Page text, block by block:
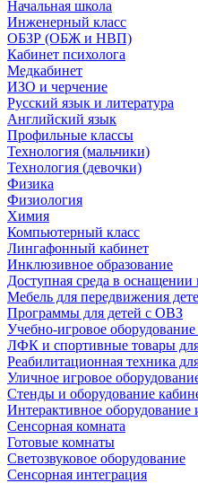
Начальная школа
Инженерный класс
ОБЗР (ОБЖ и НВП)
Кабинет психолога
Медкабинет
ИЗО и черчение
Русский язык и литература
Английский язык
Профильные классы
Технология (мальчики)
Технология (девочки)
Физика
Физиология
Химия
Компьютерный класс
Лингафонный кабинет
Инклюзивное образование
Доступная среда в оснащении
Мебель для передвижения
Программы для детей с ОВЗ
Учебно-игровое
ЛФК и спортивные товары
Реабилитационная техника
Уличное игровое
Стенды и оборудование
Интерактивное
Сенсорная комната
Готовые комнаты
Светозвуковое оборудование
Сенсорная интеграция